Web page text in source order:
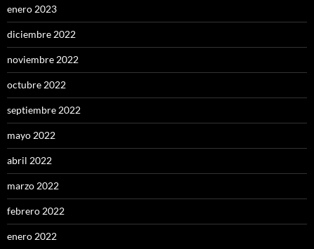
enero 2023
diciembre 2022
noviembre 2022
octubre 2022
septiembre 2022
mayo 2022
abril 2022
marzo 2022
febrero 2022
enero 2022